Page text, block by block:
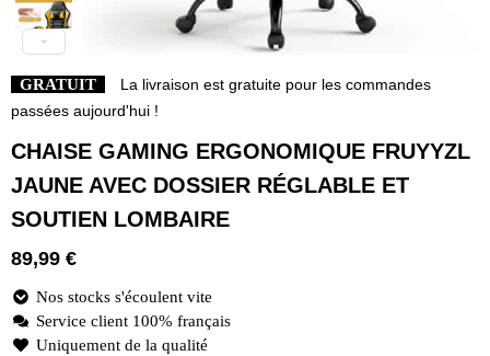
GRATUIT
La livraison est gratuite pour les commandes
passées aujourd'hui !
CHAISE GAMING ERGONOMIQUE FRUYYZL
JAUNE AVEC DOSSIER RÉGLABLE ET
SOUTIEN LOMBAIRE
89,99 €
Nos stocks s'écoulent vite
Service client 100% français
Uniquement de la qualité